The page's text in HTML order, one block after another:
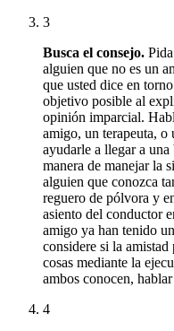
3
Busca el consejo.
alguien que no es un
que usted dice en
objetivo posible al
opinión imparcial.
amigo, un terapeuta, o
ayudarle a llegar a
manera de manejar la
alguien que conozca
reguero de pólvora y
asiento del conductor
amigo ya han tenido
considere si la
cosas mediante la
ambos conocen,
4